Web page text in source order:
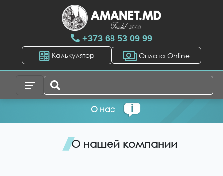
+373 68 53 09 99
Калькулятор Оплата Online
О нас
О нашей компании